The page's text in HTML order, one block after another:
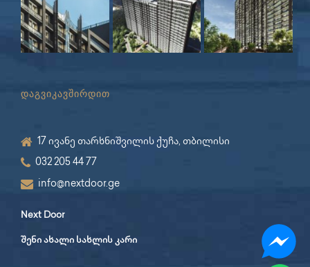
დაგვიკავშირდით
17 ივანე თარხნიშვილის ქუჩა, თბილისი
032 205 44 77
info@nextdoor.ge
Next Door
შენი ახალი სახლის კარი